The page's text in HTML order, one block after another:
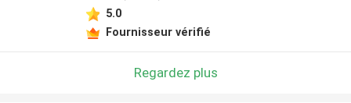
5.0
Fournisseur vérifié
Regardez plus